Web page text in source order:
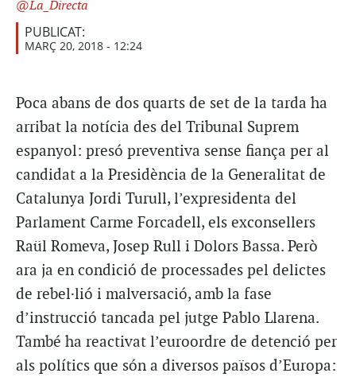
La_Directa
PUBLICAT:
MARÇ 20, 2018 - 12:24
Poca abans de dos quarts de set de la tarda ha
arribat la notícia des del Tribunal Suprem
espanyol: presó preventiva sense fiança per al
candidat a la Presidència de la Generalitat de
Catalunya Jordi Turull, l’expresidenta del
Parlament Carme Forcadell, els exconsellers
Raül Romeva, Josep Rull i Dolors Bassa. Però
ara ja en condició de processades pel delictes
de rebel·lió i malversació, amb la fase
d’instrucció tancada pel jutge Pablo Llarena.
També ha reactivat l’euroordre de detenció per
als polítics que són a diversos països d’Europa: